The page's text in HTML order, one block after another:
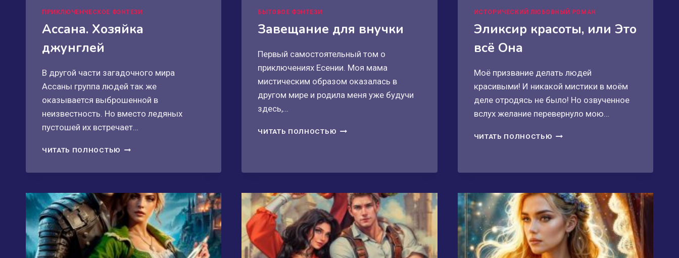
ПРИКЛЮЧЕНЧЕСКОЕ ФЭНТЕЗИ
Ассана. Хозяйка
джунглей
В другой части загадочного мира
Ассаны группа людей так же
оказывается выброшенной в
неизвестность. Но вместо ледяных
пустошей их встречает…
ЧИТАТЬ ПОЛНОСТЬЮ АССАНА.
БЫТОВОЕ ФЭНТЕЗИ
Завещание для внучки
Первый самостоятельный том о
приключениях Есении. Моя мама
мистическим образом оказалась в
другом мире и родила меня уже будучи
здесь,…
ЧИТАТЬ ПОЛНОСТЬЮ ЗАВЕЩАНИЕ
ИСТОРИЧЕСКИЙ ЛЮБОВНЫЙ РОМАН
Эликсир красоты, или Это
всё Она
Моё призвание делать людей
красивыми! И никакой мистики в моём
деле отродясь не было! Но озвученное
вслух желание перевернуло мою…
ЧИТАТЬ ПОЛНОСТЬЮ ЭЛИКСИР